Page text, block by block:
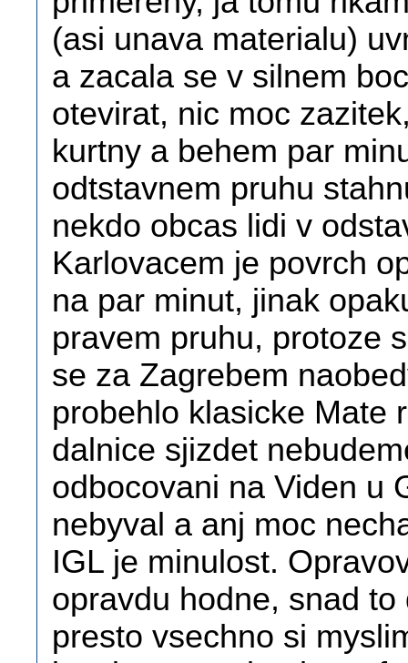
(asi unava materialu)
a zacala se v silnem
otevirat, nic moc
kurtny a behem par
odtstavnem pruhu
nekdo obcas lidi v
Karlovacem je povrch
na par minut, jinak
pravem pruhu, protoze
se za Zagrebem
probehlo klasicke Mate
dalnice sjizdet
odbocovani na Viden u
nebyval a anj moc
IGL je minulost.
opravdu hodne, snad
presto vsechno si